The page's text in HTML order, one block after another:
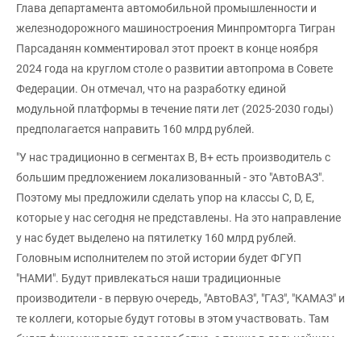
Глава департамента автомобильной промышленности и
железнодорожного машиностроения Минпромторга Тигран
Парсаданян комментировал этот проект в конце ноября
2024 года на круглом столе о развитии автопрома в Совете
Федерации. Он отмечал, что на разработку единой
модульной платформы в течение пяти лет (2025-2030 годы)
предполагается направить 160 млрд рублей.
"У нас традиционно в сегментах B, B+ есть производитель с
большим предложением локализованный - это "АвтоВАЗ".
Поэтому мы предложили сделать упор на классы C, D, E,
которые у нас сегодня не представлены. На это направление
у нас будет выделено на пятилетку 160 млрд рублей.
Головным исполнителем по этой истории будет ФГУП
"НАМИ". Будут привлекаться наши традиционные
производители - в первую очередь, "АвтоВАЗ", "ГАЗ", "КАМАЗ" и
те коллеги, которые будут готовы в этом участвовать. Там